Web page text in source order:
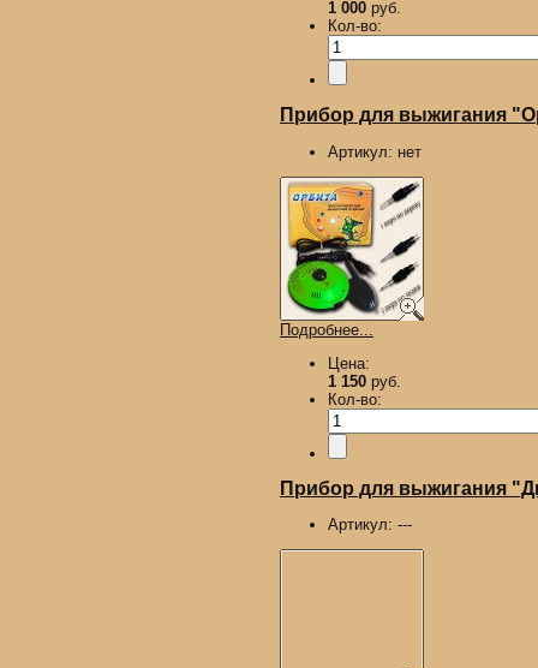
1 000 руб.
Кол-во:
Прибор для выжигания
Артикул: нет
Подробнее...
Цена:
1 150 руб.
Кол-во:
Прибор для выжигания
Артикул: ---